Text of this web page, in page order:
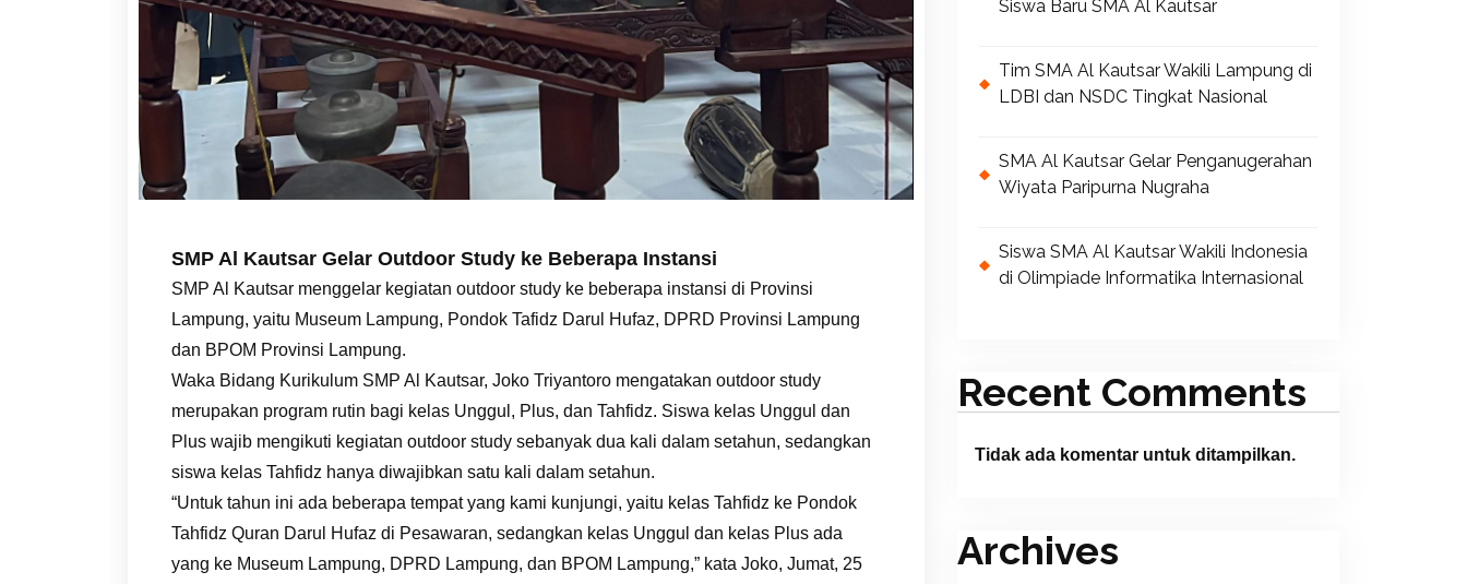
SMP Al Kautsar Gelar Outdoor Study ke Beberapa Instansi
SMP Al Kautsar menggelar kegiatan outdoor study ke beberapa instansi di Provinsi
Lampung, yaitu Museum Lampung, Pondok Tafidz Darul Hufaz, DPRD Provinsi Lampung
dan BPOM Provinsi Lampung.
Waka Bidang Kurikulum SMP Al Kautsar, Joko Triyantoro mengatakan outdoor study
merupakan program rutin bagi kelas Unggul, Plus, dan Tahfidz. Siswa kelas Unggul dan
Plus wajib mengikuti kegiatan outdoor study sebanyak dua kali dalam setahun, sedangkan
siswa kelas Tahfidz hanya diwajibkan satu kali dalam setahun.
“Untuk tahun ini ada beberapa tempat yang kami kunjungi, yaitu kelas Tahfidz ke Pondok
Tahfidz Quran Darul Hufaz di Pesawaran, sedangkan kelas Unggul dan kelas Plus ada
yang ke Museum Lampung, DPRD Lampung, dan BPOM Lampung,” kata Joko, Jumat, 25
Siswa Baru SMA Al Kautsar
Tim SMA Al Kautsar Wakili Lampung di
LDBI dan NSDC Tingkat Nasional
SMA Al Kautsar Gelar Penganugerahan
Wiyata Paripurna Nugraha
Siswa SMA Al Kautsar Wakili Indonesia
di Olimpiade Informatika Internasional
Recent Comments
Tidak ada komentar untuk ditampilkan.
Archives